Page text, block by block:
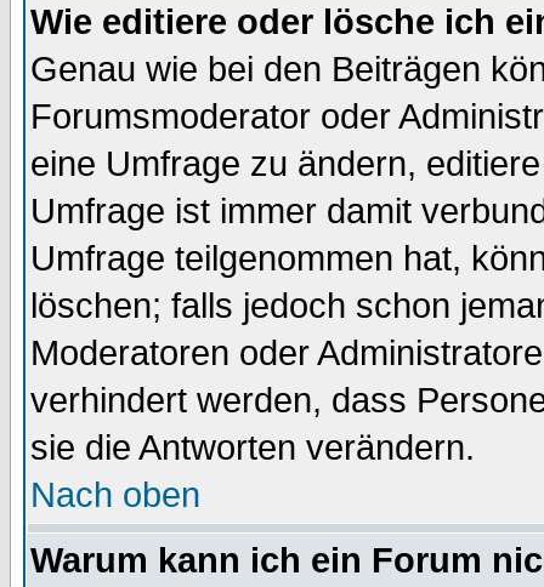
Wie editiere oder lösche ich
Genau wie bei den Beiträgen
Forumsmoderator oder
eine Umfrage zu ändern,
Umfrage ist immer damit
Umfrage teilgenommen hat,
löschen; falls jedoch schon
Moderatoren oder
verhindert werden, dass
sie die Antworten verändern.
Nach oben
Warum kann ich ein Forum